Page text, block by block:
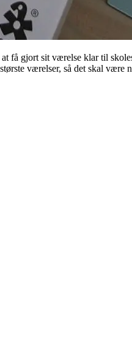
få gjort sit værelse klar til
værelser, så det skal